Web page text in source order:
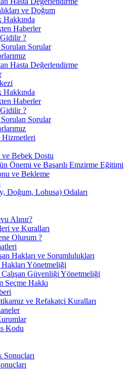
ve Doğum
Haberler
Gidilir ?
Sorulan Sorular
Hasta Değerlendirme
Haberler
Gidilir ?
Sorulan Sorular
Hizmetleri
Bebek Dostu
Önemi ve Başarılı Emzirme Eğitimi
ve Bekleme
Doğum, Lohusa) Odaları
Alınır?
ve Kuralları
Olurum ?
Hakları ve Sorumlulukları
Hakları Yönetmeliği
Çalışan Güvenliği Yönetmeliği
Seçme Hakkı
ve Refakatçi Kuralları
Kodu